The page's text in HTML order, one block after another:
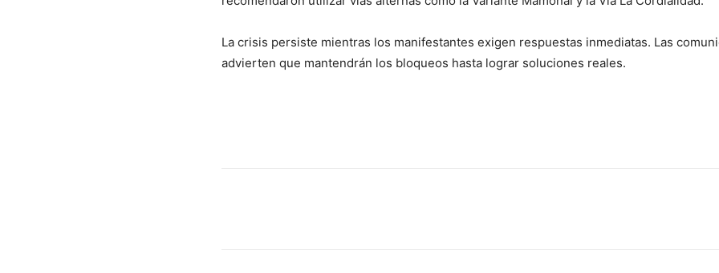
La crisis persiste mientras los manifestantes exigen respuestas inmediatas. Las
advierten que mantendrán los bloqueos hasta lograr soluciones reales.